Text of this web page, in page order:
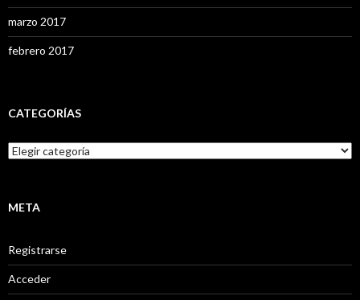
marzo 2017
febrero 2017
CATEGORÍAS
C
a
g
í
a
s
META
Registrarse
Acceder